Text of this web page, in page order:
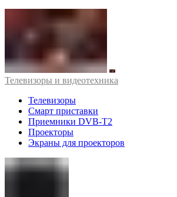
Телевизоры и видеотехника
Телевизоры
Смарт приставки
Приемники DVB-T2
Проекторы
Экраны для проекторов